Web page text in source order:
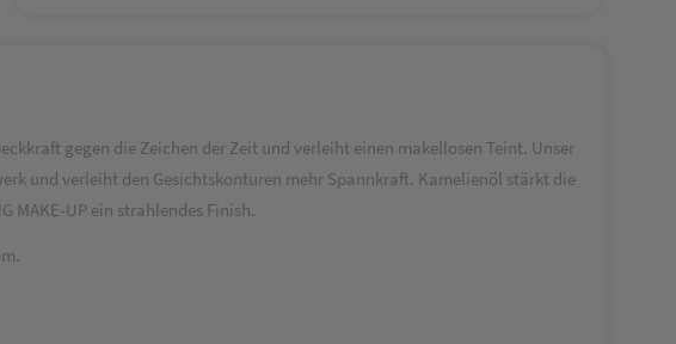
gegen die Zeichen der Zeit und verleiht einen makellosen Teint. Unser
und verleiht den Gesichtskonturen mehr Spannkraft. Kamelienöl stärkt die
MAKE-UP ein strahlendes Finish.